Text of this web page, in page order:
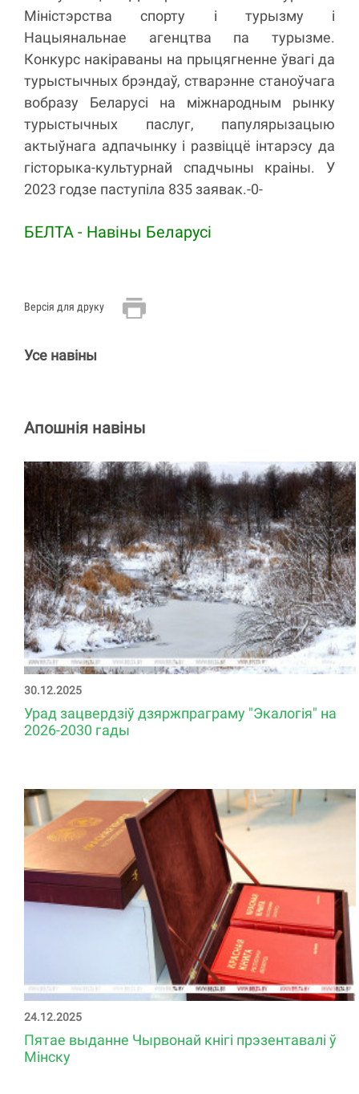
Міністэрства спорту і турызму і
Нацыянальнае агенцтва па турызме.
Конкурс накіраваны на прыцягненне ўвагі да
турыстычных брэндаў, стварэнне станоўчага
вобразу Беларусі на міжнародным рынку
турыстычных паслуг, папулярызацыю
актыўнага адпачынку і развіццё інтарэсу да
гісторыка-культурнай спадчыны краіны. У
2023 годзе паступіла 835 заявак.-0-
БЕЛТА - Навiны Беларусi
Версія для друку
Усе навіны
Апошнія навіны
30.12.2025
Урад зацвердзіў дзяржпраграму "Экалогія" на
2026-2030 гады
24.12.2025
Пятае выданне Чырвонай кнігі прэзентавалі ў
Мінску